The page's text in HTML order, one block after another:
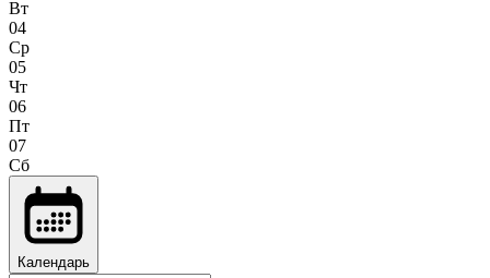
Вт
04
Ср
05
Чт
06
Пт
07
Сб
Календарь